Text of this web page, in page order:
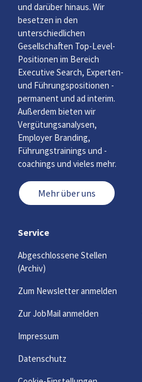
und darüber hinaus. Wir
besetzen in den
unterschiedlichen
Gesellschaften Top-Level-
Positionen im Bereich
Executive Search, Experten-
und Führungspositionen -
permanent und ad interim.
Außerdem bieten wir
Vergütungsanalysen,
Employer Branding,
Führungstrainings und -
coachings und vieles mehr.
Mehr über uns
Service
Abgeschlossene Stellen
(Archiv)
Zum Newsletter anmelden
Zur JobMail anmelden
Impressum
Datenschutz